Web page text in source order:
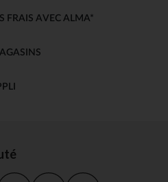
FRAIS AVEC ALMA*